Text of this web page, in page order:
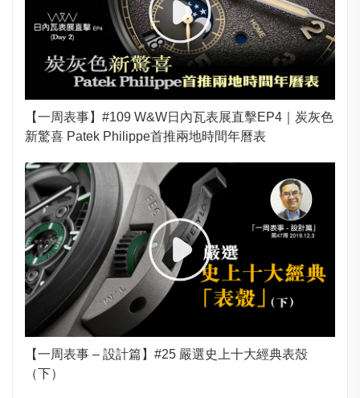
【一周表事】#109 W&W日內瓦表展直擊EP4｜炭灰色
新驚喜 Patek Philippe首推兩地時間年曆表
【一周表事 – 設計篇】#25 嚴選史上十大經典表殼
（下）